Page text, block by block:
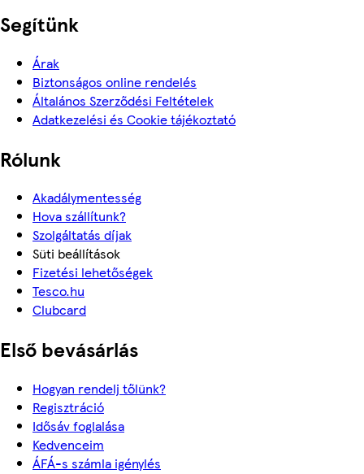
Segítünk
Árak
Biztonságos online rendelés
Általános Szerződési Feltételek
Adatkezelési és Cookie tájékoztató
Rólunk
Akadálymentesség
Hova szállítunk?
Szolgáltatás díjak
Süti beállítások
Fizetési lehetőségek
Tesco.hu
Clubcard
Első bevásárlás
Hogyan rendelj tőlünk?
Regisztráció
Idősáv foglalása
Kedvenceim
ÁFÁ-s számla igénylés